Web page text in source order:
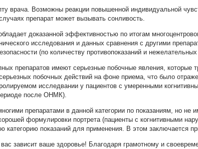
врача. Возможны реакции повышенной индивидуальной
препарат может вызывать сонливость.
доказанной эффективностью по итогам
исследования и данных сравнения с другими
(по количеству противопоказаний и
препаратов имеют серьезные побочные явления, которые
побочных действий на фоне приема, что было
исследвании у пациентов с умеренными
после ОНМК).
препаратами в данной категории по показаниям, но не
формулировки портрета (пациенты с когнитивными
категорию показаний для применения. В этом заключается
зависит ваше здоровье! Благодаря грамотному и